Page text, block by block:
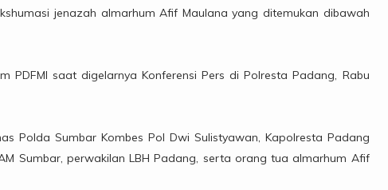
jenazah almarhum Afif Maulana yang ditemukan dibawah
PDFMI saat digelarnya Konferensi Pers di Polresta Padang, Rabu
Polda Sumbar Kombes Pol Dwi Sulistyawan, Kapolresta Padang
Sumbar, perwakilan LBH Padang, serta orang tua almarhum Afif